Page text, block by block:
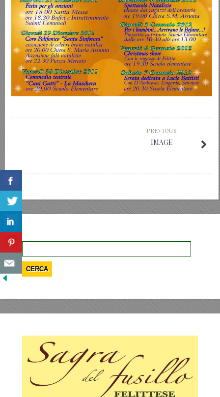
PREVIOUS
IMAGE